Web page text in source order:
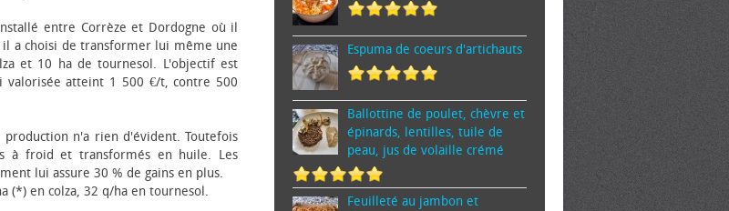
entre Corrèze et Dordogne où il
a choisi de transformer lui même une
et 10 ha de tournesol. L'objectif est
valorisée atteint 1 500 €/t, contre 500
n'a rien d'évident. Toutefois
à froid et transformés en huile. Les
lui assure 30 % de gains en plus.
(*) en colza, 32 q/ha en tournesol.
Espuma de cœurs d'artichauts
Ballottine de poulet, chèvre et
épinards, lentilles, tuile de
peau, jus de volaille crémé
Feuilleté au jambon et